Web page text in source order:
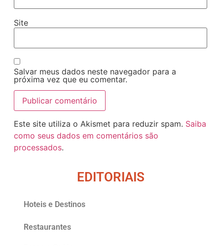
Site
Salvar meus dados neste navegador para a
próxima vez que eu comentar.
Este site utiliza o Akismet para reduzir spam. Saiba
como seus dados em comentários são
processados.
EDITORIAIS
Hoteis e Destinos
Restaurantes